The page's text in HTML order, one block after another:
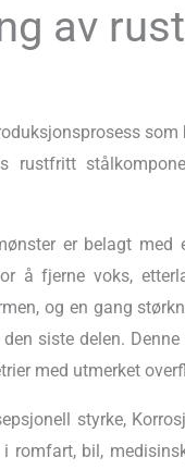
av
som
rustfritt
er belagt med
å fjerne voks,
og en gang
siste delen. Denne
med utmerket
styrke,
romfart, bil,